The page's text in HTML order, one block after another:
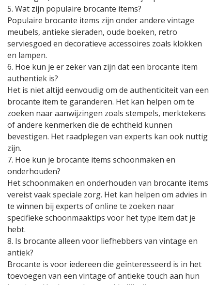
5. Wat zijn populaire brocante items?
Populaire brocante items zijn onder andere vintage
meubels, antieke sieraden, oude boeken, retro
serviesgoed en decoratieve accessoires zoals klokken
en lampen.
6. Hoe kun je er zeker van zijn dat een brocante item
authentiek is?
Het is niet altijd eenvoudig om de authenticiteit van een
brocante item te garanderen. Het kan helpen om te
zoeken naar aanwijzingen zoals stempels, merktekens
of andere kenmerken die de echtheid kunnen
bevestigen. Het raadplegen van experts kan ook nuttig
zijn.
7. Hoe kun je brocante items schoonmaken en
onderhouden?
Het schoonmaken en onderhouden van brocante items
vereist vaak speciale zorg. Het kan helpen om advies in
te winnen bij experts of online te zoeken naar
specifieke schoonmaaktips voor het type item dat je
hebt.
8. Is brocante alleen voor liefhebbers van vintage en
antiek?
Brocante is voor iedereen die geïnteresseerd is in het
toevoegen van een vintage of antieke touch aan hun